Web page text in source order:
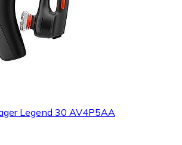
Legend 30 AV4P5AA